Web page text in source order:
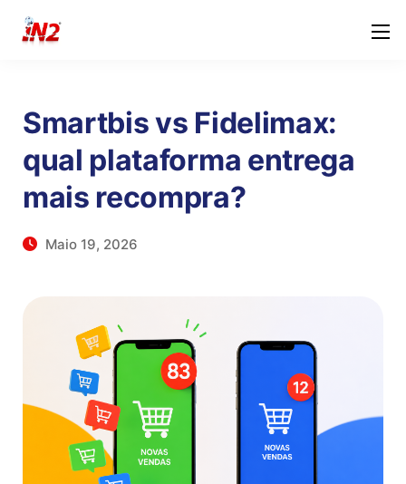
Smartbis vs Fidelimax:
qual plataforma entrega
mais recompra?
Maio 19, 2026